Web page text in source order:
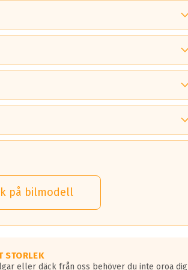
på.
däck.
på bilmodell
STORLEK
eller däck från oss behöver du inte oroa dig